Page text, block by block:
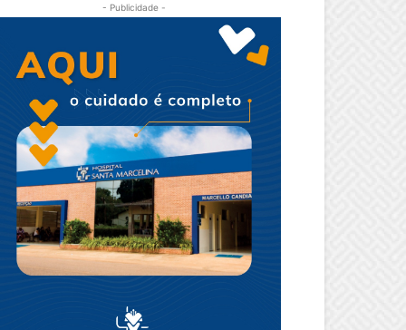
- Publicidade -